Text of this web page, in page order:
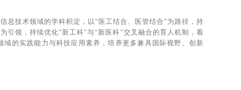
息技术领域的学科积淀，以“医工结合、医管结合”为路径，持
引领，持续优化“新工科”与“新医科”交叉融合的育人机制，着
的实践能力与科技应用素养，培养更多兼具国际视野、创新